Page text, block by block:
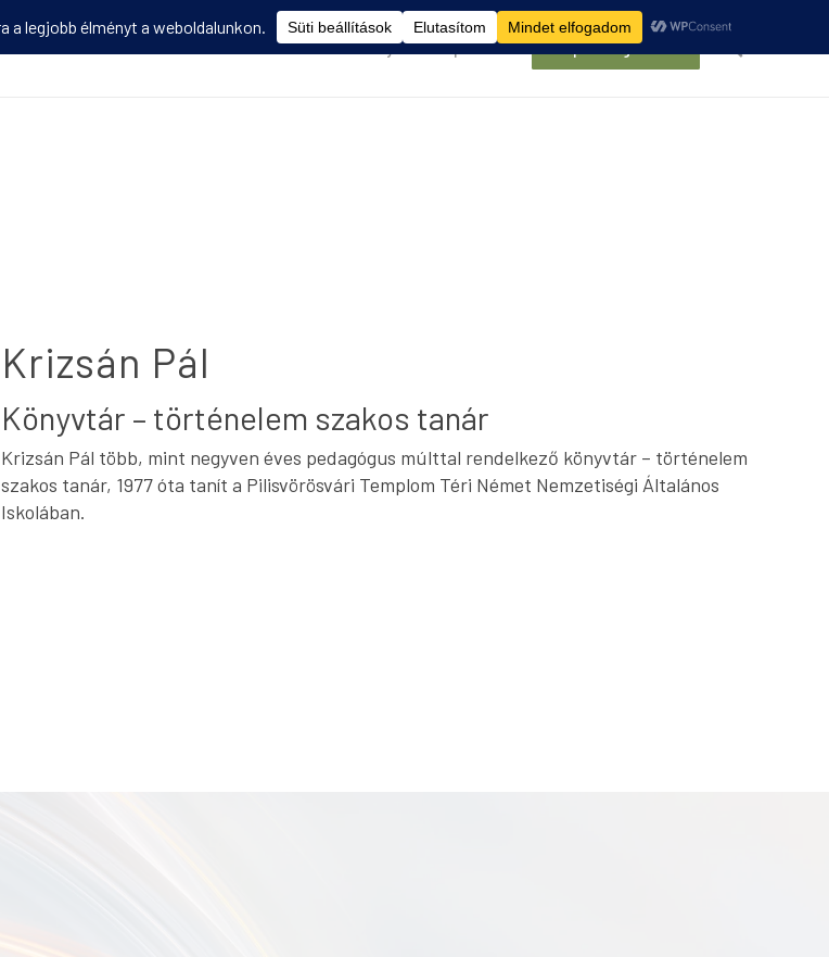
Disszemináció Vélemények Kapcsolat Belépés/Regisztráció
Krizsán Pál
Könyvtár – történelem szakos tanár
Krizsán Pál több, mint negyven éves pedagógus múlttal rendelkező könyvtár – történelem
szakos tanár, 1977 óta tanít a Pilisvörösvári Templom Téri Német Nemzetiségi Általános
Iskolában.